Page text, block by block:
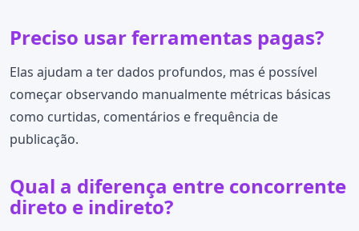
Preciso usar ferramentas pagas?
Elas ajudam a ter dados profundos, mas é possível
começar observando manualmente métricas básicas
como curtidas, comentários e frequência de
publicação.
Qual a diferença entre concorrente
direto e indireto?